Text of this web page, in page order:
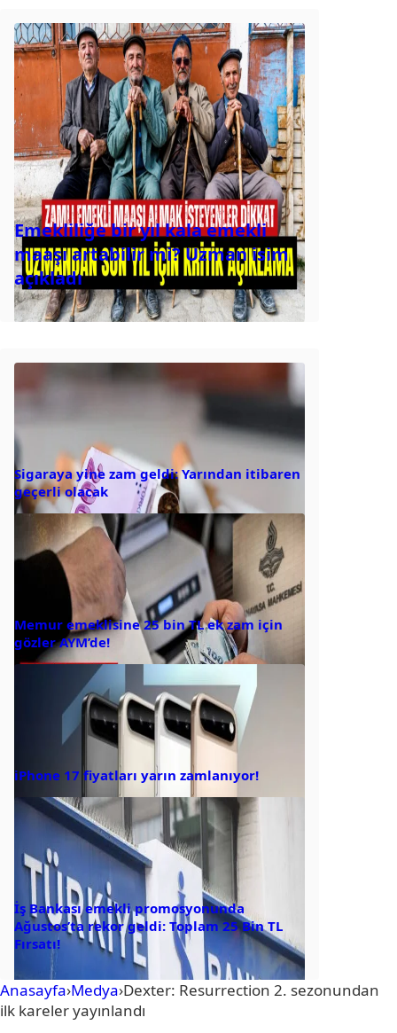
Emekliliğe bir yıl kala emekli
maaşı artabilir mi? Uzman isim
açıkladı
Sigaraya yine zam geldi: Yarından itibaren
geçerli olacak
Memur emeklisine 25 bin TL ek zam için
gözler AYM’de!
iPhone 17 fiyatları yarın zamlanıyor!
İş Bankası emekli promosyonunda
Ağustos’ta rekor geldi: Toplam 25 Bin TL
Fırsatı!
Anasayfa›Medya›Dexter: Resurrection 2. sezonundan
ilk kareler yayınlandı